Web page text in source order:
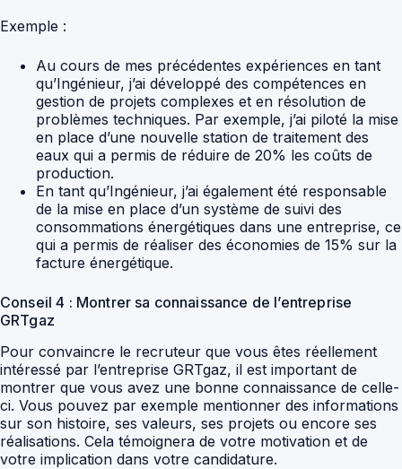
Exemple :
Au cours de mes précédentes expériences en tant
qu’Ingénieur, j’ai développé des compétences en
gestion de projets complexes et en résolution de
problèmes techniques. Par exemple, j’ai piloté la mise
en place d’une nouvelle station de traitement des
eaux qui a permis de réduire de 20% les coûts de
production.
En tant qu’Ingénieur, j’ai également été responsable
de la mise en place d’un système de suivi des
consommations énergétiques dans une entreprise, ce
qui a permis de réaliser des économies de 15% sur la
facture énergétique.
Conseil 4 : Montrer sa connaissance de l’entreprise
GRTgaz
Pour convaincre le recruteur que vous êtes réellement
intéressé par l’entreprise GRTgaz, il est important de
montrer que vous avez une bonne connaissance de celle-
ci. Vous pouvez par exemple mentionner des informations
sur son histoire, ses valeurs, ses projets ou encore ses
réalisations. Cela témoignera de votre motivation et de
votre implication dans votre candidature.